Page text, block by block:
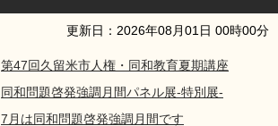
更新日： 2026年08月01 日 00時00分
第47回久留米市人権・同和教育夏期講座
同和問題啓発強調月間パネル展-特別展-
7月は同和問題啓発強調月間です